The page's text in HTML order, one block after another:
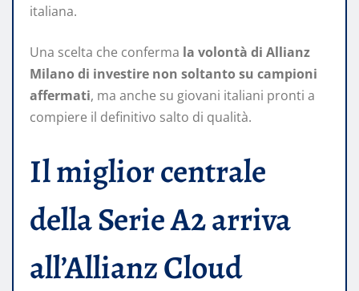
italiana.
Una scelta che conferma la volontà di Allianz
Milano di investire non soltanto su campioni
affermati, ma anche su giovani italiani pronti a
compiere il definitivo salto di qualità.
Il miglior centrale
della Serie A2 arriva
all’Allianz Cloud